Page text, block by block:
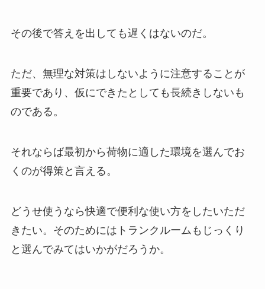
その後で答えを出しても遅くはないのだ。
ただ、無理な対策はしないように注意することが
重要であり、仮にできたとしても長続きしないも
のである。
それならば最初から荷物に適した環境を選んでお
くのが得策と言える。
どうせ使うなら快適で便利な使い方をしたいただ
きたい。そのためにはトランクルームもじっくり
と選んでみてはいかがだろうか。